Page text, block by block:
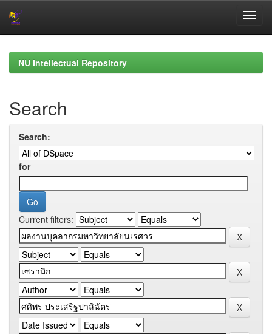
navigationNU Intellectual Repository
Search
Search:
for
Current filters: